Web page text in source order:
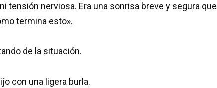
tensión nerviosa. Era una sonrisa breve y segura que
termina esto».
de la situación.
con una ligera burla.